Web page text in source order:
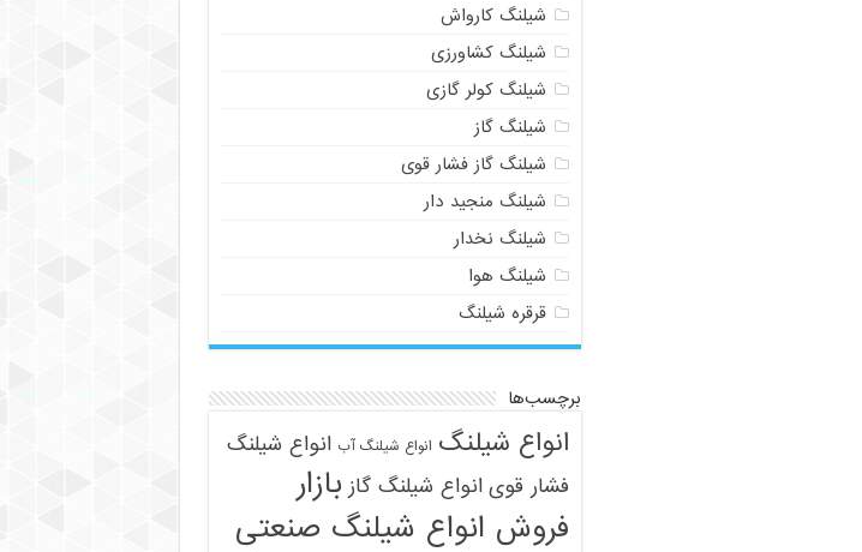
شیلنگ کارواش
شیلنگ کشاورزی
شیلنگ کولر گازی
شیلنگ گاز
شیلنگ گاز فشار قوی
شیلنگ منجید دار
شیلنگ نخدار
شیلنگ هوا
قرقره شیلنگ
برچسب‌ها
انواع شیلنگ انواع شیلنگ آب انواع شیلنگ
فشار قوی انواع شیلنگ گاز بازار
فروش انواع شیلنگ صنعتی